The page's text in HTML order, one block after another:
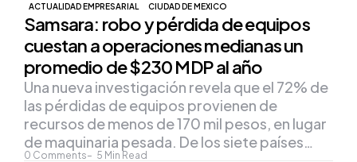
ACTUALIDAD EMPRESARIAL CIUDAD DE MEXICO
Samsara: robo y pérdida de equipos
cuestan a operaciones medianas un
promedio de $230 MDP al año
0 Comments 5 Min Read
Una nueva investigación revela que el 72% de
las pérdidas de equipos provienen de
recursos de menos de 170 mil pesos, en lugar
de maquinaria pesada. De los siete países…